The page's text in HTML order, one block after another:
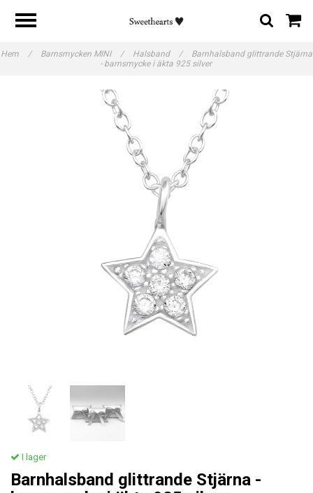
Hem / Barnsmycken MINI / Halsband /
Barnhalsband glittrande Stjärna
- barnsmycke i äkta 925 silver
I lager
Barnhalsband glittrande Stjärna -